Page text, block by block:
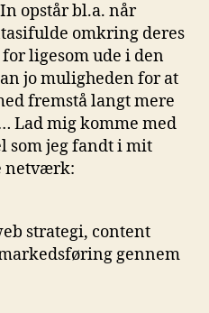
opstår bl.a. når
omkring deres
ligesom ude i den
jo muligheden for at
fremstå langt mere
Lad mig komme med
som jeg fandt i mit
netværk:
strategi, content
gennem